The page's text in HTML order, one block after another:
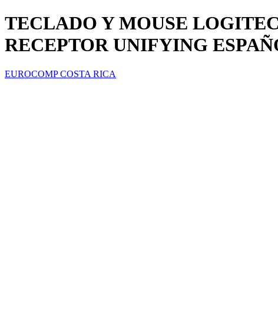
TECLADO Y MOUSE
RECEPTOR UNIFYING
EUROCOMP COSTA RICA